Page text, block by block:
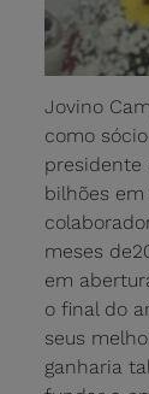
Jovino
como
presidente
bilhões em
meses
em
o final do
seus
ganharia